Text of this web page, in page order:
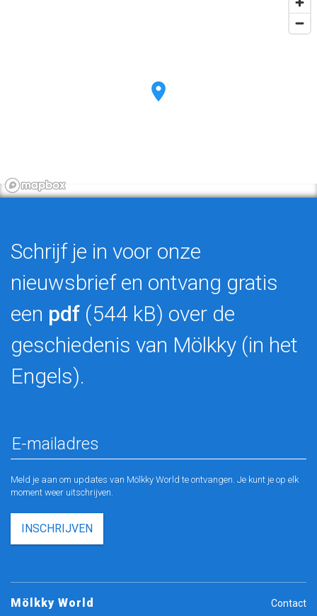
Schrijf je in voor onze
nieuwsbrief en ontvang gratis
een pdf (544 kB) over de
geschiedenis van Mölkky (in het
Engels).
Meld je aan om updates van Mölkky World te ontvangen. Je kunt je op elk
moment weer uitschrijven.
INSCHRIJVEN
Mölkky World Contact